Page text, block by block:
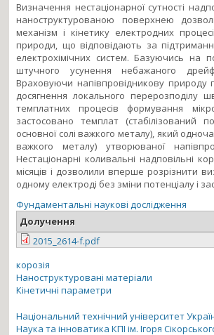
Визначення нестаціонарної сутності
наноструктурованою поверхнею
механізм і кінетику електродних
природи, що відповідають за
електрохімічних систем. Базуючись на
штучного усунення небажаного
Враховуючи напівпровідникову природу
досягнення локального перерозподілу
темплатних процесів формування
застосовано темплат (стабілізований
основної солі важкого металу), який
важкого металу) утворюваної
Нестаціонарні коливальні надповільні
місяців і дозволили вперше розрізнити
одному електроді без зміни потенціалу і
Фундаментальні наукові дослідження
Долучення
2015_2614-f.pdf
корозія
Наноструктуровані матеріали
Кінетичні параметри
Національний технічний університет
Наука та інноватика КПІ ім. Ігоря